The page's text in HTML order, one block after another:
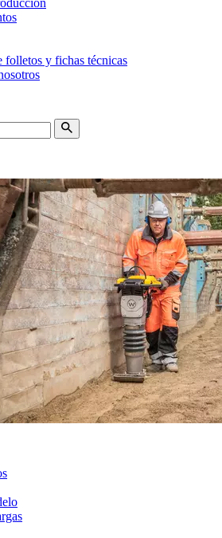
folletos y fichas técnicas